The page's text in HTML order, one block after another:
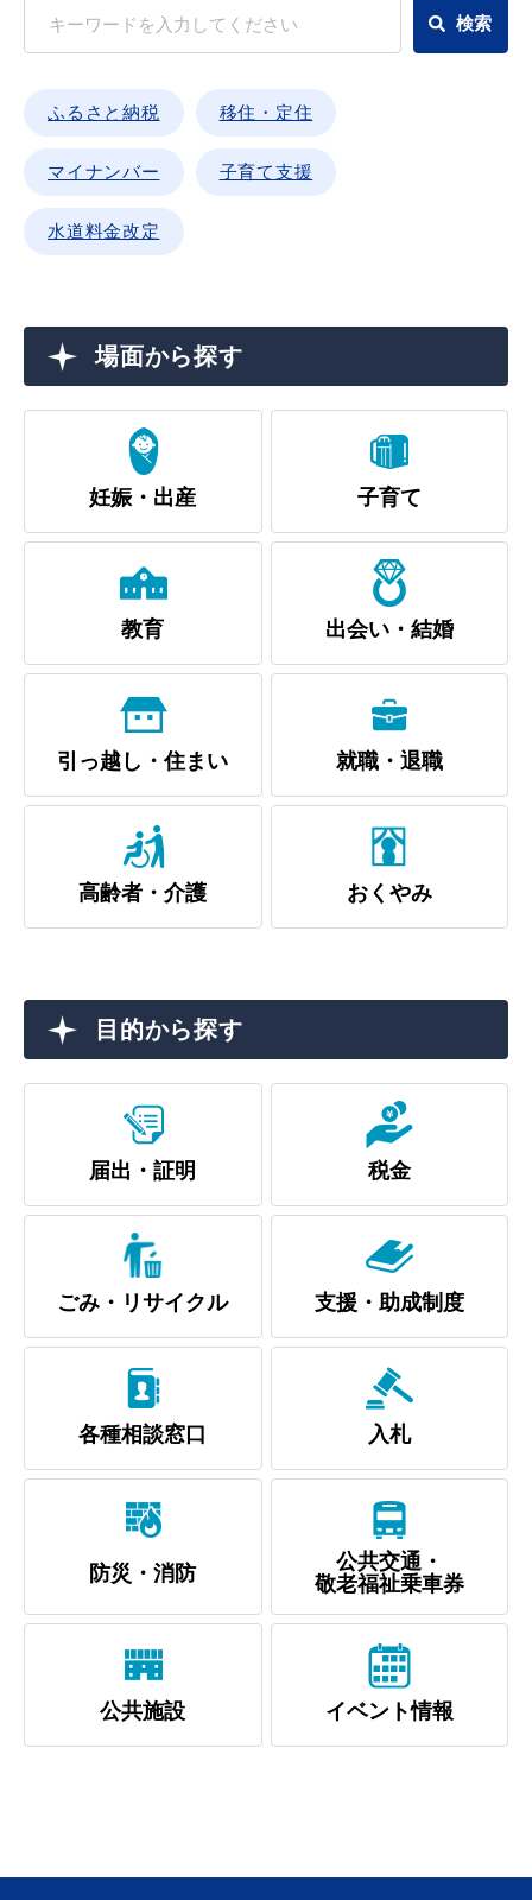
ごみ・リサイクル 支援・助成制度
公共施設 イベント情報
便利なサービス
防災・防犯メール
気象情報リンク集
ごみ分別早見表
窓口案内
申請書
ダウンロード
浜田市観光協会ポータルサイト「はまナビ」
ふるさと納税 移住・定住
マイナンバー 子育て支援
水道料金改定
場面から探す
妊娠・出産 子育て
教育 出会い・結婚
引っ越し・住まい 就職・退職
高齢者・介護 おくやみ
目的から探す
届出・証明 税金
ごみ・リサイクル 支援・助成制度
各種相談窓口 入札
防災・消防
公共交通・
敬老福祉乗車券
公共施設 イベント情報